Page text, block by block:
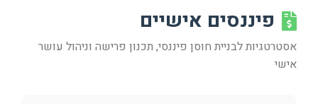
פיננסים אישיים
אסטרטגיות לבניית חוסן פיננסי, תכנון פרישה וניהול עושר
אישי